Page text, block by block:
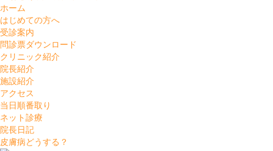
ホーム
はじめての方へ
受診案内
問診票ダウンロード
クリニック紹介
院長紹介
施設紹介
アクセス
当日順番取り
ネット診療
院長日記
皮膚病どうする？